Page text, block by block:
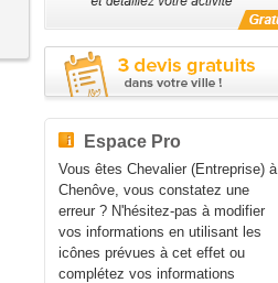
Espace Pro
Vous êtes Chevalier (Entreprise) à
Chenôve, vous constatez une
erreur ? N'hésitez-pas à modifier
vos informations en utilisant les
icônes prévues à cet effet ou
complétez vos informations